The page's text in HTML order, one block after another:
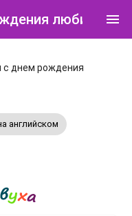
любимой
днем рождения
английском